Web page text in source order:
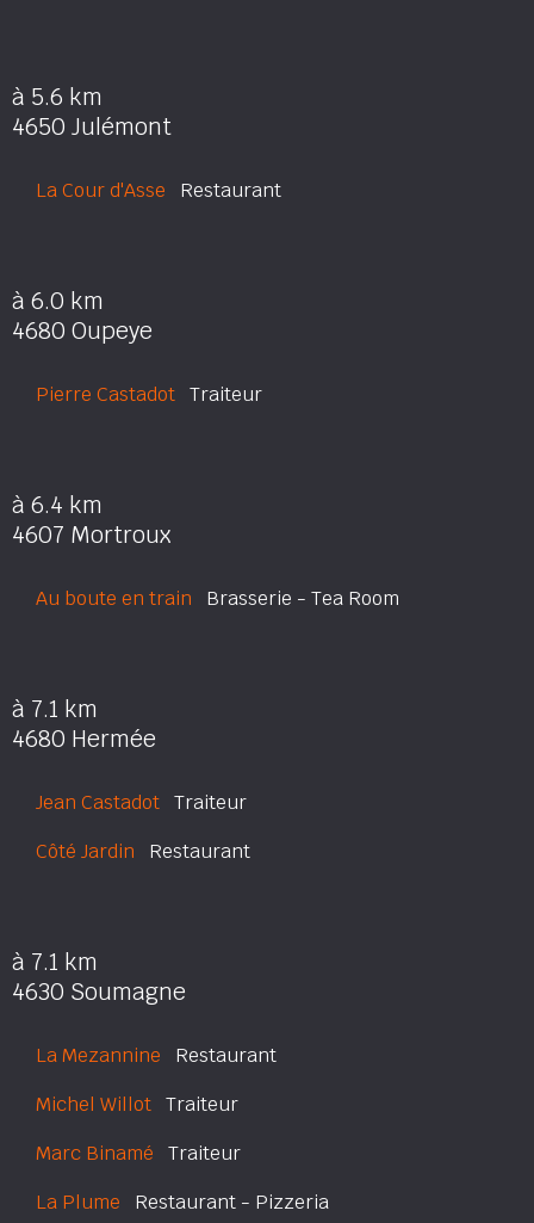
à 5.6 km
4650 Julémont
La Cour d'Asse Restaurant
à 6.0 km
4680 Oupeye
Pierre Castadot Traiteur
à 6.4 km
4607 Mortroux
Au boute en train Brasserie - Tea Room
à 7.1 km
4680 Hermée
Jean Castadot Traiteur
Côté Jardin Restaurant
à 7.1 km
4630 Soumagne
La Mezannine Restaurant
Michel Willot Traiteur
Marc Binamé Traiteur
La Plume Restaurant - Pizzeria